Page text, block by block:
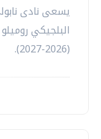
يسعى نادى
البلجيكي
(2026-2027).